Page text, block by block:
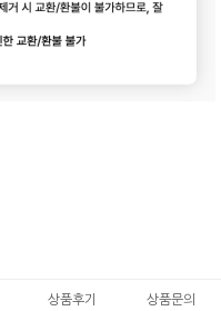
상품후기 상품문의